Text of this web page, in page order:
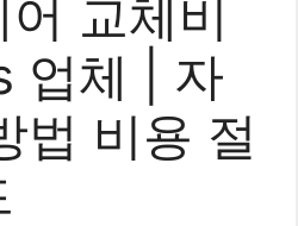
교체비
업체 | 자
법 비용 절